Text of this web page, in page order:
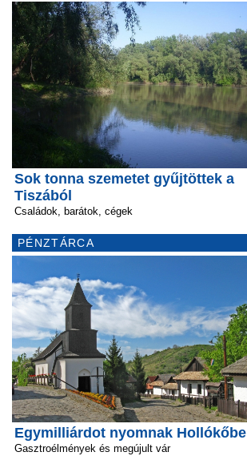
Sok tonna szemetet gyűjtöttek a
Tiszából
Családok, barátok, cégek
PÉNZTÁRCA
Egymilliárdot nyomnak Hollókőbe
Gasztroélmények és megújult vár